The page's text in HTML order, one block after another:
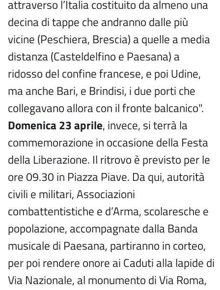
attraverso l’Italia costituito da almeno una
decina di tappe che andranno dalle più
vicine (Peschiera, Brescia) a quelle a media
distanza (Casteldelfino e Paesana) a
ridosso del confine francese, e poi Udine,
ma anche Bari, e Brindisi, i due porti che
collegavano allora con il fronte balcanico".
Domenica 23 aprile, invece, si terrà la
commemorazione in occasione della Festa
della Liberazione. Il ritrovo è previsto per le
ore 09.30 in Piazza Piave. Da qui, autorità
civili e militari, Associazioni
combattentistiche e d’Arma, scolaresche e
popolazione, accompagnate dalla Banda
musicale di Paesana, partiranno in corteo,
per poi rendere onore ai Caduti alla lapide di
Via Nazionale, al monumento di Via Roma,